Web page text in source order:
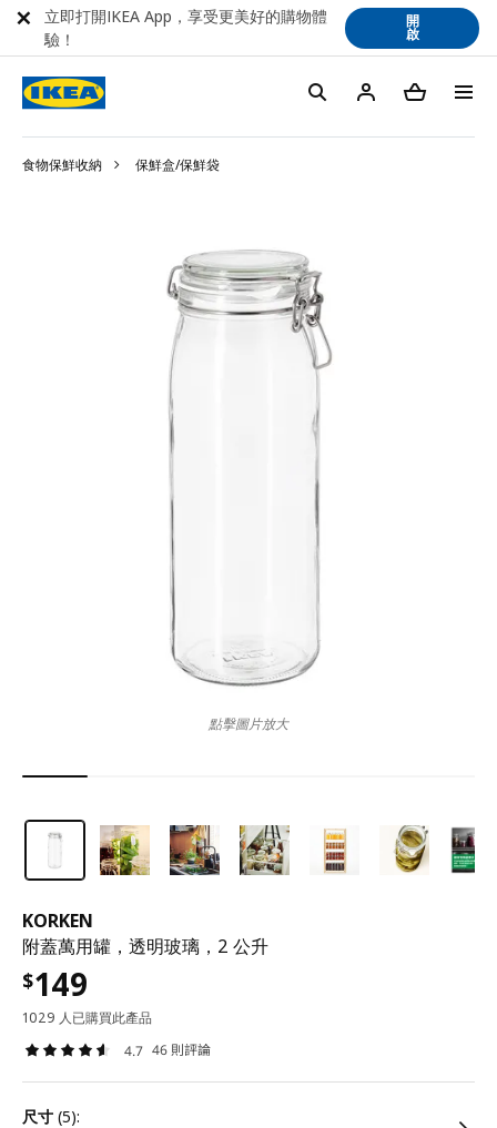
食物保鮮收納 保鮮盒/保鮮袋
KORKEN
附蓋萬用罐，透明玻璃，2 公升
$149
1029 人已購買此產品
4.7 46 則評論
尺寸 (5):
點擊圖片放大
立即打開IKEA App，享受更美好的購物體
驗！
開
啟